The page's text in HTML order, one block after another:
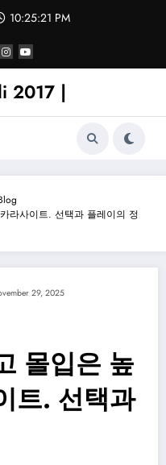
10:25:21 PM
2017 |
라사이트. 선택과 플레이의 정
29, 2025
몰입은 높
트. 선택과